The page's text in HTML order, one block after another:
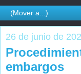
26 de junio de
embargos